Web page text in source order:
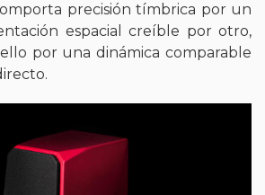
precisión tímbrica por un
espacial creíble por otro,
por una dinámica comparable